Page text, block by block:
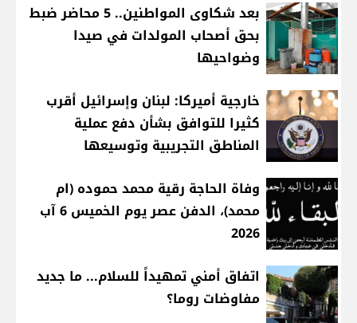
بعد شكاوى المواطنين.. 5 محاضر ضبط
بحق أصحاب المولدات في صيدا
وضواحيها
خارجية أميركا: لبنان وإسرائيل أقرب
كثيرا للتوافق بشأن دفع عملية
المناطق التجريبية وتوسيعها
وفاة الحاجة رقية محمد حموده (ام
محمد)، الدفن عصر يوم الخميس 6 آب
2026
اتفاق أمني تمهيداً للسلام... ما جديد
مفاوضات روما؟